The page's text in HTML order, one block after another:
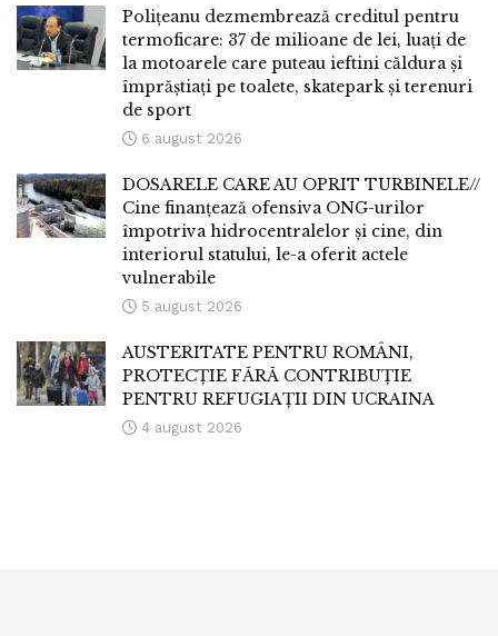
Polițeanu dezmembrează creditul pentru
termoficare: 37 de milioane de lei, luați de
la motoarele care puteau ieftini căldura și
împrăștiați pe toalete, skatepark și terenuri
de sport
6 august 2026
DOSARELE CARE AU OPRIT TURBINELE//
Cine finanțează ofensiva ONG-urilor
împotriva hidrocentralelor și cine, din
interiorul statului, le-a oferit actele
vulnerabile
5 august 2026
AUSTERITATE PENTRU ROMÂNI,
PROTECȚIE FĂRĂ CONTRIBUȚIE
PENTRU REFUGIAȚII DIN UCRAINA
4 august 2026